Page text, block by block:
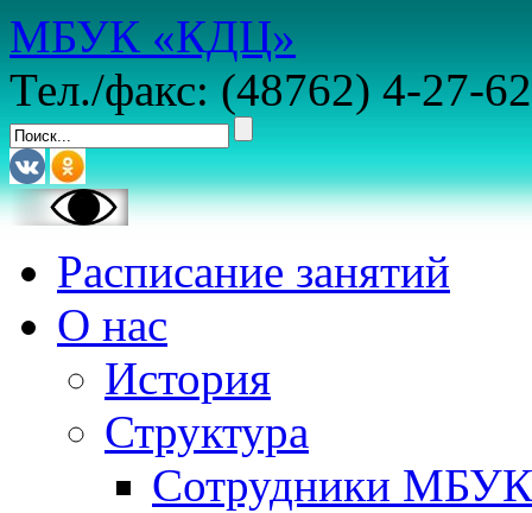
МБУК «КДЦ»
Тел./факс: (48762) 4-27-62
Расписание занятий
О нас
История
Структура
Сотрудники